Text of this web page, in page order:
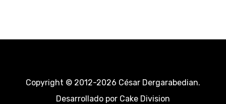
Copyright © 2012-2026 César Dergarabedian.
Desarrollado porCake Division